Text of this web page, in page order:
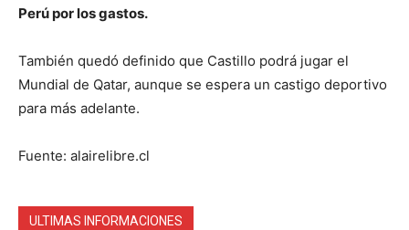
Perú por los gastos.
También quedó definido que Castillo podrá jugar el
Mundial de Qatar, aunque se espera un castigo deportivo
para más adelante.
Fuente: alairelibre.cl
ULTIMAS INFORMACIONES